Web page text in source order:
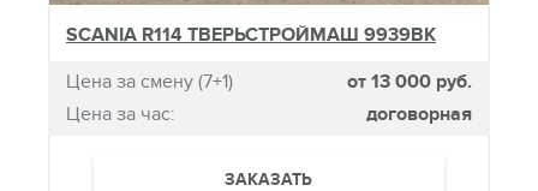
SCANIA R114 ТВЕРЬСТРОЙМАШ 9939ВК
Цена за смену (7+1)
от 13 000 руб.
Цена за час:
договорная
ЗАКАЗАТЬ